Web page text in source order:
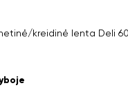
kreidinė lenta Deli